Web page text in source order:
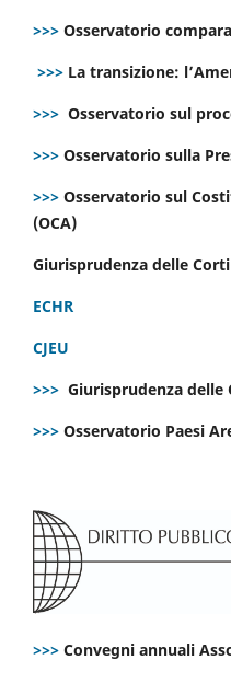
>>> Osservatorio
>>> La transizione:
>>> Osservatorio sul
>>> Osservatorio sulla
>>> Osservatorio sul
(OCA)
Giurisprudenza delle
ECHR
CJEU
>>> Giurisprudenza
>>> Osservatorio Paesi
>>> Convegni annuali